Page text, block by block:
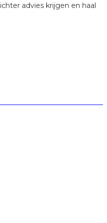
advies krijgen en haal